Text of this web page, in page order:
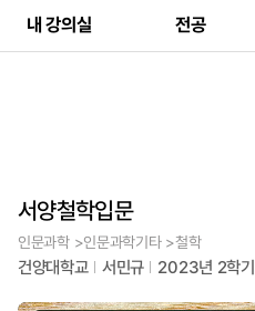
내 강의실 전공
서양철학입문
인문과학 >인문과학기타 >철학
건양대학교 서민규 2023년 2학기